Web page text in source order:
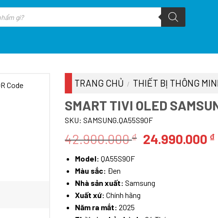
TRANG CHỦ / THIẾT BỊ THÔNG
SMART TIVI OLED
SKU: SAMSUNG.QA55S90F
42.900.000₫ Giá
24.990.000 ₫
Model: QA55S90F
Màu sắc: Đen
Nhà sản xuất: Samsung
Xuất xứ: Chính hãng
Năm ra mắt: 2025